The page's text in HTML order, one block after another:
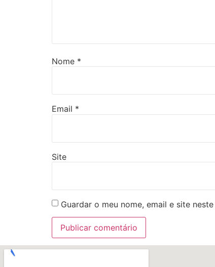
Nome *
Email *
Site
Guardar o meu nome, email e site